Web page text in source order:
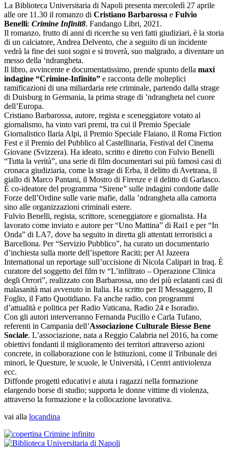
La Biblioteca Universitaria di Napoli presenta mercoledì 27 aprile
alle ore 11.30 il romanzo di Cristiano Barbarossa e Fulvio
Benelli: Crimine Infinit8. Fandango Libri, 2021.
Il romanzo, frutto di anni di ricerche su veri fatti giudiziari, è la storia
di un calciatore, Andrea Delvento, che a seguito di un incidente
vedrà la fine dei suoi sogni e si troverà, suo malgrado, a diventare un
messo della ‘ndrangheta.
Il libro, avvincente e documentatissimo, prende spunto della maxi
indagine “Crimine-Infinito” e racconta delle molteplici
ramificazioni di una miliardaria rete criminale, partendo dalla strage
di Duisburg in Germania, la prima strage di ’ndrangheta nel cuore
dell’Europa.
Cristiano Barbarossa, autore, regista e sceneggiatore votato al
giornalismo, ha vinto vari premi, tra cui il Premio Speciale
Giornalistico Ilaria Alpi, il Premio Speciale Flaiano, il Roma Fiction
Fest e il Premio del Pubblico al Castellinaria, Festival del Cinema
Giovane (Svizzera). Ha ideato, scritto e diretto con Fulvio Benelli
“Tutta la verità”, una serie di film documentari sui più famosi casi di
cronaca giudiziaria, come la strage di Erba, il delitto di Avetrana, il
giallo di Marco Pantani, il Mostro di Firenze e il delitto di Garlasco.
È co-ideatore del programma “Sirene” sulle indagini condotte dalle
Forze dell’Ordine sulle varie mafie, dalla ’ndrangheta alla camorra
sino alle organizzazioni criminali estere.
Fulvio Benelli, regista, scrittore, sceneggiatore e giornalista. Ha
lavorato come inviato e autore per “Uno Mattina” di Rai1 e per “In
Onda” di LA7, dove ha seguito in diretta gli attentati terroristici a
Barcellona. Per “Servizio Pubblico”, ha curato un documentario
d’inchiesta sulla morte dell’ispettore Raciti; per Al Jazeera
International un reportage sull’uccisione di Nicola Calipari in Iraq. È
curatore del soggetto del film tv “L’infiltrato – Operazione Clinica
degli Orrori”, realizzato con Barbarossa, uno dei più eclatanti casi di
malasanità mai avvenuto in Italia. Ha scritto per Il Messaggero, Il
Foglio, il Fatto Quotidiano. Fa anche radio, con programmi
d’attualità e politica per Radio Vaticana, Radio 24 e Isoradio.
Con gli autori interverranno Fernanda Pucillo e Carla Tufano,
referenti in Campania dell’Associazione Culturale Biesse Bene
Sociale. L’associazione, nata a Reggio Calabria nel 2016, ha come
obiettivi fondanti il miglioramento dei territori attraverso azioni
concrete, in collaborazione con le Istituzioni, come il Tribunale dei
minori, le Questure, le scuole, le Università, i Centri antiviolenza
ecc.
Diffonde progetti educativi e aiuta i ragazzi nella formazione
elargendo borse di studio; supporta le donne vittime di violenza,
attraverso la formazione e la collocazione lavorativa.
vai alla locandina